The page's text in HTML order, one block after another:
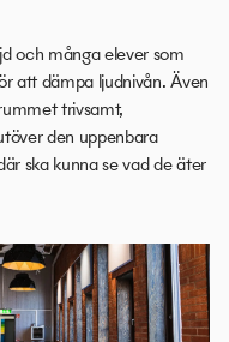
och många elever som
att dämpa ljudnivån. Även
trivsamt,
den uppenbara
ska kunna se vad de äter